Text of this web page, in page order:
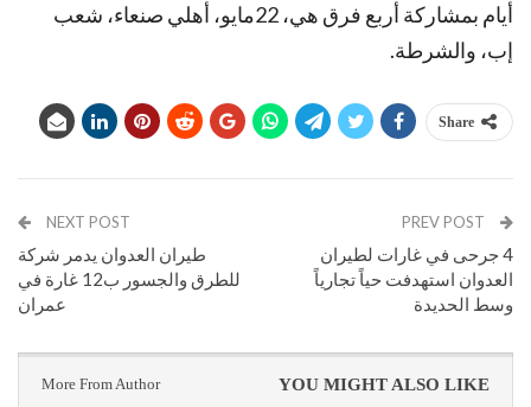
أيام بمشاركة أربع فرق هي، 22مايو، أهلي صنعاء، شعب
إب، والشرطة.
Share
4 جرحى في غارات لطيران
العدوان استهدفت حياً تجارياً
وسط الحديدة
NEXT POST
طيران العدوان يدمر شركة
للطرق والجسور ب12 غارة في
عمران
YOU MIGHT ALSO LIKE
More From Author